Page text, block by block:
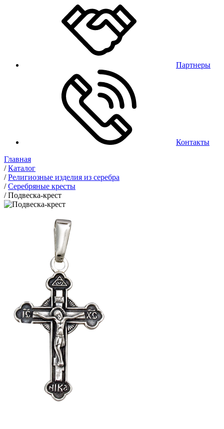
Партнеры
Контакты
Главная
/Каталог
/Религиозные изделия из серебра
/Серебряные кресты
/Подвеска-крест